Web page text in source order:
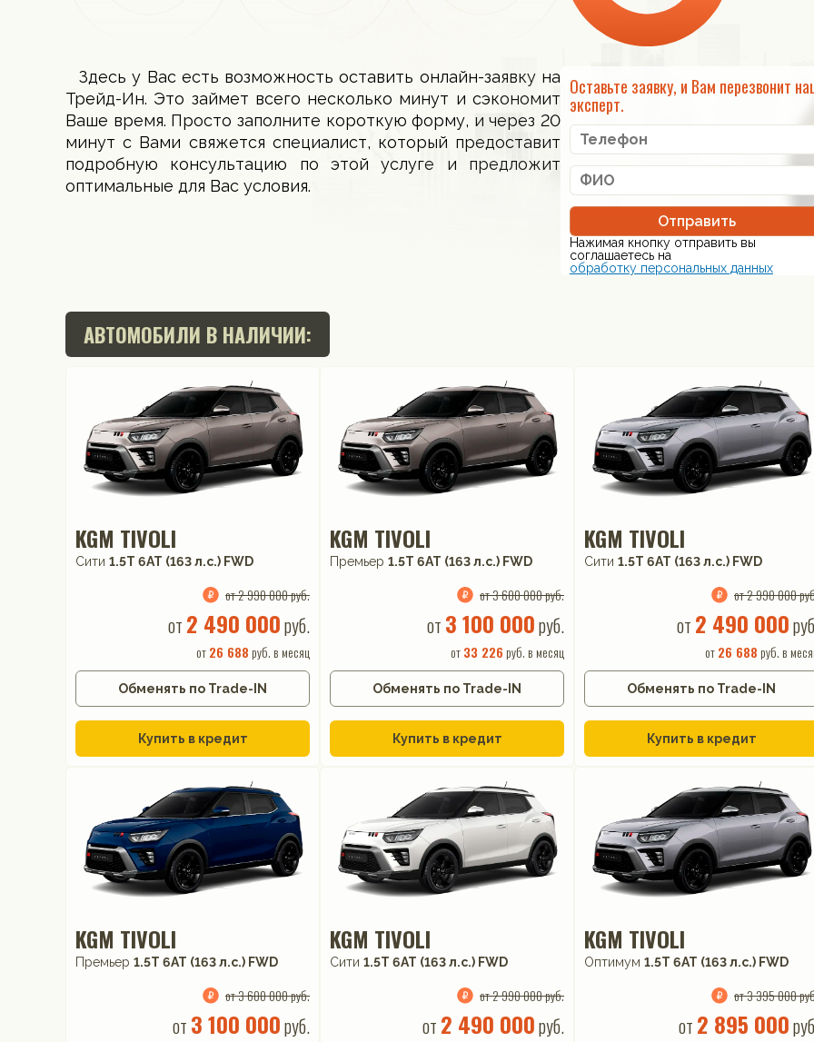
Здесь у Вас есть возможность оставить онлайн-заявку на
Трейд-Ин. Это займет всего несколько минут и сэкономит
Ваше время. Просто заполните короткую форму, и через 20
минут с Вами свяжется специалист, который предоставит
подробную консультацию по этой услуге и предложит
оптимальные для Вас условия.
Оставьте заявку, и Вам перезвонит
эксперт.
Отправить
Нажимая кнопку отправить вы
соглашаетесь на
обработку персональных данных
АВТОМОБИЛИ В НАЛИЧИИ:
KGM TIVOLI
Сити 1.5T 6AT (163 л.с.) FWD
от 2 990 000 руб.
от 2 490 000руб.
от26 688 руб. в месяц
Обменять по Trade-IN
Купить в кредит
KGM TIVOLI
Премьер 1.5T 6AT (163 л.с.) FWD
от 3 600 000 руб.
от 3 100 000руб.
от33 226 руб. в месяц
Обменять по Trade-IN
Купить в кредит
KGM TIVOLI
Сити 1.5T 6AT (163 л.с.) FWD
от 2 990 000
от 2 490 000
от26 688 руб. в
Обменять по Trade-IN
Купить в кредит
KGM TIVOLI
Премьер 1.5T 6AT (163 л.с.) FWD
от 3 600 000 руб.
от 3 100 000руб.
KGM TIVOLI
Сити 1.5T 6AT (163 л.с.) FWD
от 2 990 000 руб.
от 2 490 000руб.
KGM TIVOLI
Оптимум 1.5T 6AT (163 л.с.) FWD
от 3 395 000
от 2 895 000